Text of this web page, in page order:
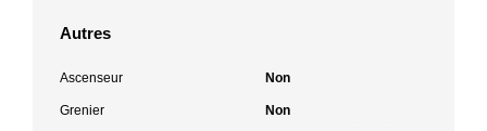
Autres
Ascenseur Non
Grenier Non